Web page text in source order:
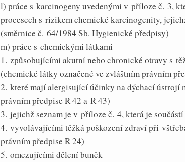
l) práce s karcinogeny uvedenými v příloze č. 3,
procesech s rizikem chemické karcinogenity,
(směrnice č. 64/1984 Sb. Hygienické předpisy)
m) práce s chemickými látkami
1. způsobujícími akutní nebo chronické otravy s
(chemické látky označené ve zvláštním právním
2. které mají alergisující účinky na dýchací ústrojí
právním předpise R 42 a R 43)
3. jejichž seznam je v příloze č. 4, která je
4. vyvolávajícími těžká poškození zdraví při
právním předpise R 24)
5. omezujícími dělení buněk